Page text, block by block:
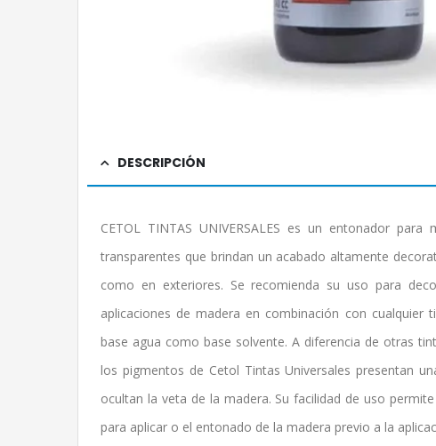
DESCRIPCIÓN
CETOL TINTAS UNIVERSALES es un entonador
transparentes que brindan un acabado altamente
como en exteriores. Se recomienda su uso para
aplicaciones de madera en combinación con
base agua como base solvente. A diferencia de otras
los pigmentos de Cetol Tintas Universales presentan
ocultan la veta de la madera. Su facilidad de uso
para aplicar o el entonado de la madera previo a la